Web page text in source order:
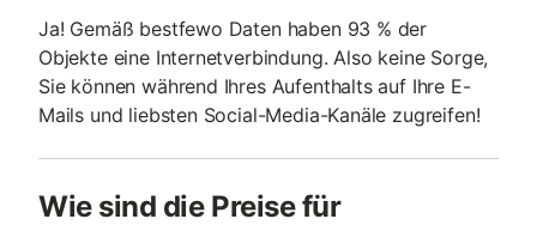
Ja! Gemäß bestfewo Daten haben 93 % der
Objekte eine Internetverbindung. Also keine Sorge,
Sie können während Ihres Aufenthalts auf Ihre E-
Mails und liebsten Social-Media-Kanäle zugreifen!
Wie sind die Preise für